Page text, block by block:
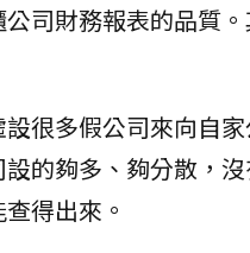
司財務報表的品質
很多假公司來向自
的夠多、夠分散，
得出來。